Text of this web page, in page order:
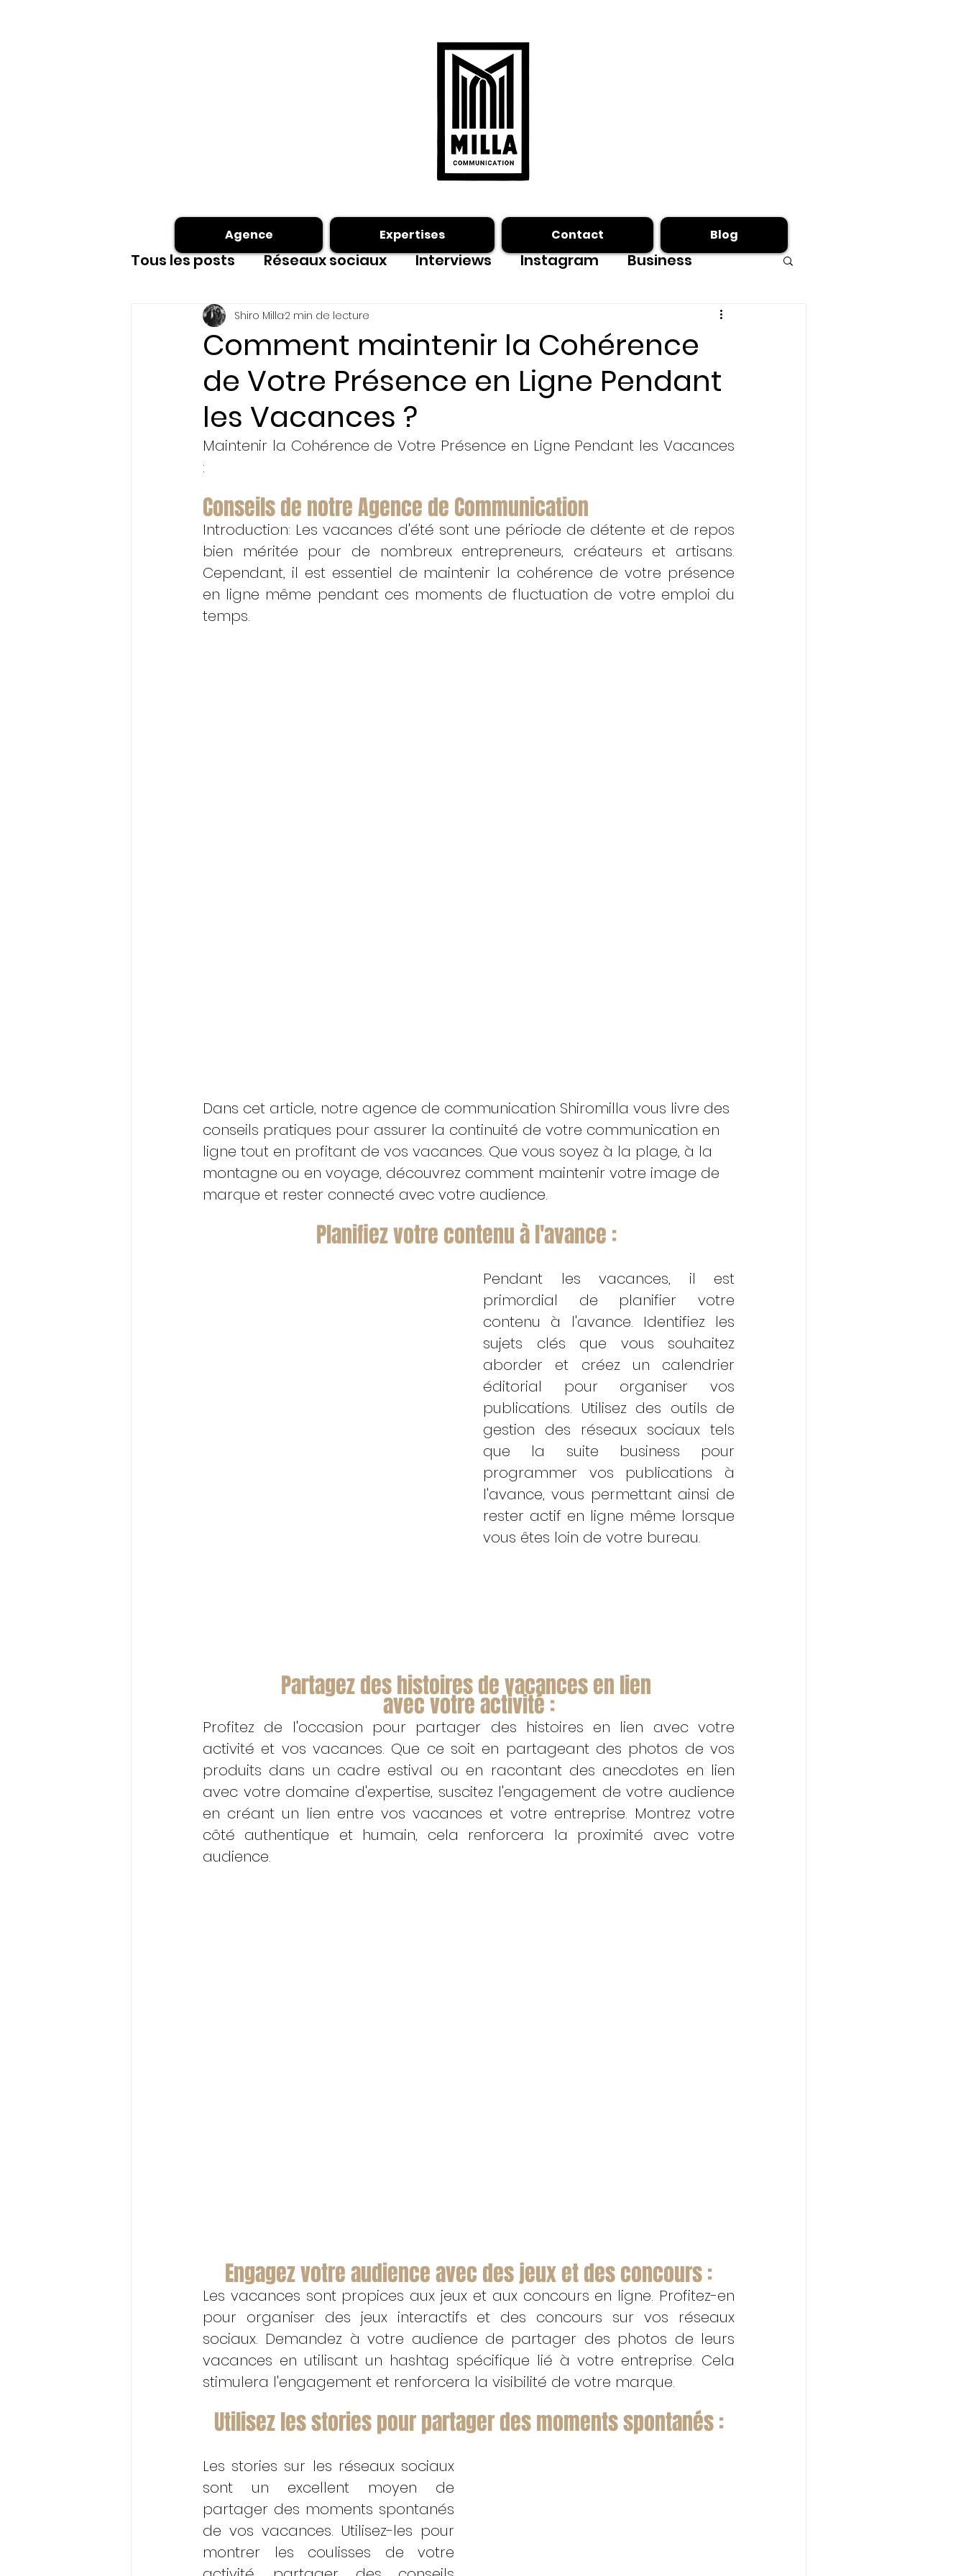
Tous les posts Réseaux sociaux Interviews Instagram Business
Site internet shooting photo
Initiatives & Engagements
Comment maintenir la Cohérence
de Votre Présence en Ligne Pendant
les Vacances ?
Shiro Milla2 min de lecture
Maintenir la Cohérence de Votre Présence en Ligne Pendant les Vacances
:
Conseils de notre Agence de Communication
Introduction: Les vacances d'été sont une période de détente et de repos
bien méritée pour de nombreux entrepreneurs, créateurs et artisans.
Cependant, il est essentiel de maintenir la cohérence de votre présence
en ligne même pendant ces moments de fluctuation de votre emploi du
temps.
Dans cet article, notre agence de communication Shiromilla vous livre des
conseils pratiques pour assurer la continuité de votre communication en
ligne tout en profitant de vos vacances. Que vous soyez à la plage, à la
montagne ou en voyage, découvrez comment maintenir votre image de
marque et rester connecté avec votre audience.
Planifiez votre contenu à l'avance :
Pendant les vacances, il est
primordial de planifier votre
contenu à l'avance. Identifiez les
sujets clés que vous souhaitez
aborder et créez un calendrier
éditorial pour organiser vos
publications. Utilisez des outils de
gestion des réseaux sociaux tels
que la suite business pour
programmer vos publications à
l'avance, vous permettant ainsi de
rester actif en ligne même lorsque
vous êtes loin de votre bureau.
Partagez des histoires de vacances en lien
avec votre activité :
Profitez de l'occasion pour partager des histoires en lien avec votre
activité et vos vacances. Que ce soit en partageant des photos de vos
produits dans un cadre estival ou en racontant des anecdotes en lien
avec votre domaine d'expertise, suscitez l'engagement de votre audience
en créant un lien entre vos vacances et votre entreprise. Montrez votre
côté authentique et humain, cela renforcera la proximité avec votre
audience.
Engagez votre audience avec des jeux et des concours :
Les vacances sont propices aux jeux et aux concours en ligne. Profitez-en
pour organiser des jeux interactifs et des concours sur vos réseaux
sociaux. Demandez à votre audience de partager des photos de leurs
vacances en utilisant un hashtag spécifique lié à votre entreprise. Cela
stimulera l'engagement et renforcera la visibilité de votre marque.
Utilisez les stories pour partager des moments spontanés :
Les stories sur les réseaux sociaux
sont un excellent moyen de
partager des moments spontanés
de vos vacances. Utilisez-les pour
montrer les coulisses de votre
Agence Expertises Contact Blog